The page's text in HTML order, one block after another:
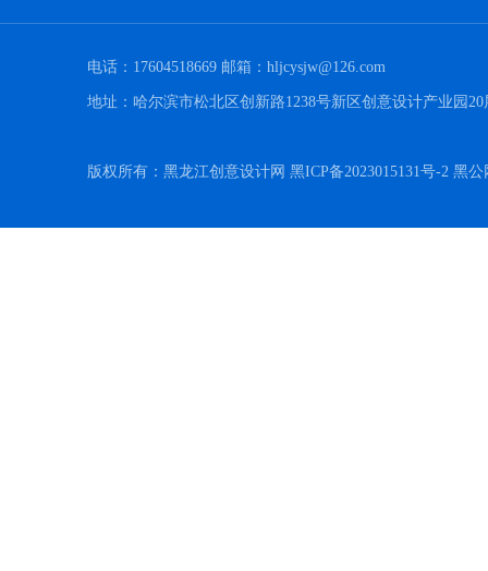
电话：17604518669 邮箱：hljcysjw@126.com
地址：哈尔滨市松北区创新路1238号新区创意设计产业园20
版权所有：黑龙江创意设计网 黑ICP备2023015131号-2 黑公